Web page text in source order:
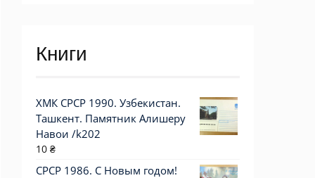
Книги
ХМК СРСР 1990. Узбекистан.
Ташкент. Памятник Алишеру
Навои /k202
10 ₴
СРСР 1986. С Новым годом!